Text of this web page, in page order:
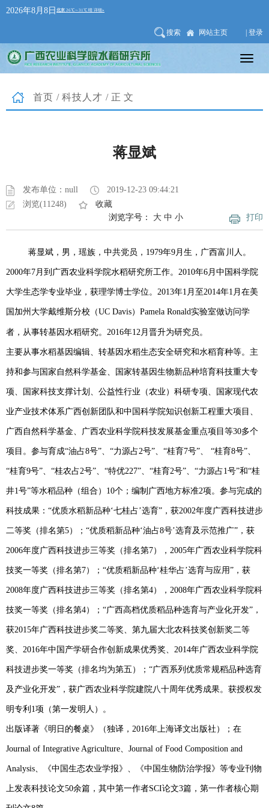
2026年8月8日
搜索 网站主页 | 登录
首页 / 科技人才 /正文
蒋显斌
发布单位：null
2019-12-23 09:44:21
浏览(11248)
收藏
打印
浏览字号： 大 中 小
蒋显斌，男，瑶族，中共党员， 1979年9月生，广西富川人。
2000年7月到广西农业科学院水稻研究所工作。 2010年6月中国科学院
大学生态学专业毕业，获理学博士学位。 2013年1 月至2014年1 月在美
国加州大学戴维斯分校（UC Davis） Pamela Ronald实验室做访问学
者，从事转基因水稻研究。 2016年12月晋升为研究员。
主要从事水稻基因编辑、转基因水稻生态安全研究和水稻育种等。主
持和参与国家自然科学基金、国家转基因生物新品种培育科技重大专
项、国家科技支撑计划、公益性行业（农业）科研专项、国家现代农
业产业技术体系广西创新团队和中国科学院知识创新工程重大项目、
广西自然科学基金、广西农业科学院科技发展基金重点项目等30多个
项目。参与育成“油占8号”、 “力源占2号”、 “桂育7号”、 “桂育8号”、
“桂育9号”、 “桂农占2号”、 “特优227”、 “桂育2号”、 “力源占1号”和“桂
井1号”等水稻品种（组合） 10个；编制广西地方标准2项。参与完成的
科技成果： “优质水稻新品种‘七桂占’选育” ，获2002年度广西科技进步
二等奖（排名第5）； “优质稻新品种‘油占8号’选育及示范推广” ，获
2006年度广西科技进步三等奖（排名第7）， 2005年广西农业科学院科
技奖一等奖（排名第7）； “优质稻新品种‘桂华占’选育与应用” ，获
2008年度广西科技进步三等奖（排名第4）， 2008年广西农业科学院科
技奖一等奖（排名第4）； “广西高档优质稻品种选育与产业化开发” ，
获2015年广西科技进步奖二等奖、第九届大北农科技奖创新奖二等
奖、 2016年中国产学研合作创新成果优秀奖、 2014年广西农业科学院
科技进步奖一等奖（排名均为第五）； “广西系列优质常规稻品种选育
及产业化开发” ，获广西农业科学院建院八十周年优秀成果。获授权发
明专利 1项（第一发明人）。
出版译著《明日的餐桌》（独译， 2016年上海译文出版社）；在
Journal of Integrative Agriculture、 Journal of Food Composition and
Analysis、《中国生态农业学报》、《中国生物防治学报》等专业刊物
上发表科技论文50余篇，其中第一作者SCI论文3篇，第一作者核心期